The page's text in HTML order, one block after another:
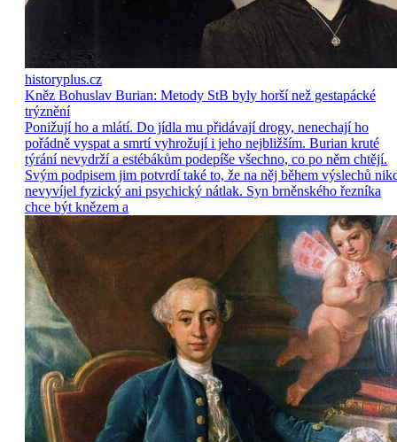
historyplus.cz
Kněz Bohuslav Burian: Metody StB byly horší než gestapácké
trýznění
Ponižují ho a mlátí. Do jídla mu přidávají drogy, nenechají ho
pořádně vyspat a smrtí vyhrožují i jeho nejbližším. Burian kruté
týrání nevydrží a estébákům podepíše všechno, co po něm chtějí.
Svým podpisem jim potvrdí také to, že na něj během výslechů
nevyvíjel fyzický ani psychický nátlak. Syn brněnského řezníka
chce být knězem a